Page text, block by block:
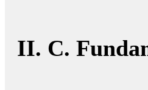
II. C.